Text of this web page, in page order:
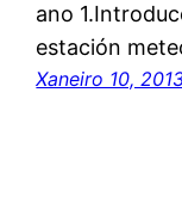
ano
estación
Xaneiro 10,